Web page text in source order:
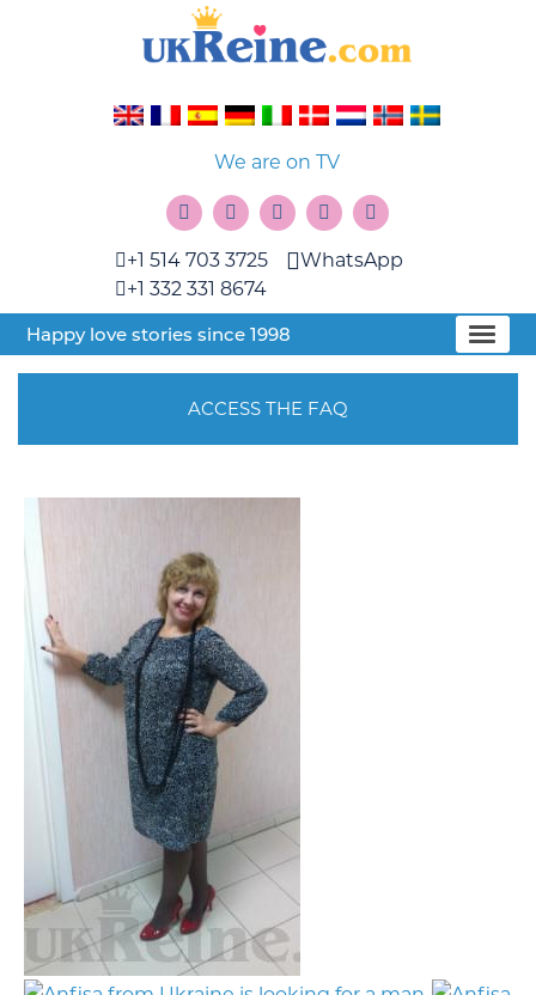
We are on TV
+1 514 703 3725
+1 332 331 8674
WhatsApp
Happy love stories since 1998
ACCESS THE FAQ